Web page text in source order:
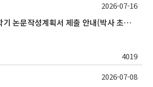
2026학년도 2학기 논문작성계획서 제출 안내(박사 초심 일정 포함)_Thesis Proposal
4019
2026-07-16
2026-07-08